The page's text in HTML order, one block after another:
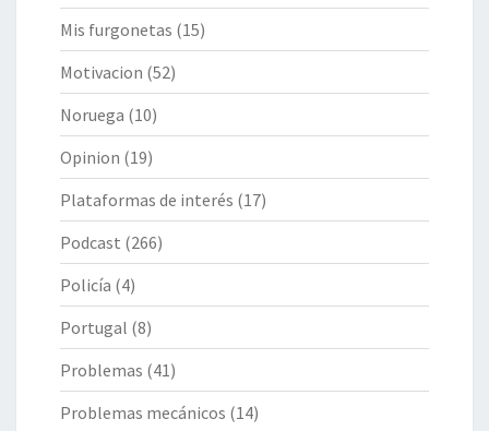
Mis furgonetas (15)
Motivacion (52)
Noruega (10)
Opinion (19)
Plataformas de interés (17)
Podcast (266)
Policía (4)
Portugal (8)
Problemas (41)
Problemas mecánicos (14)